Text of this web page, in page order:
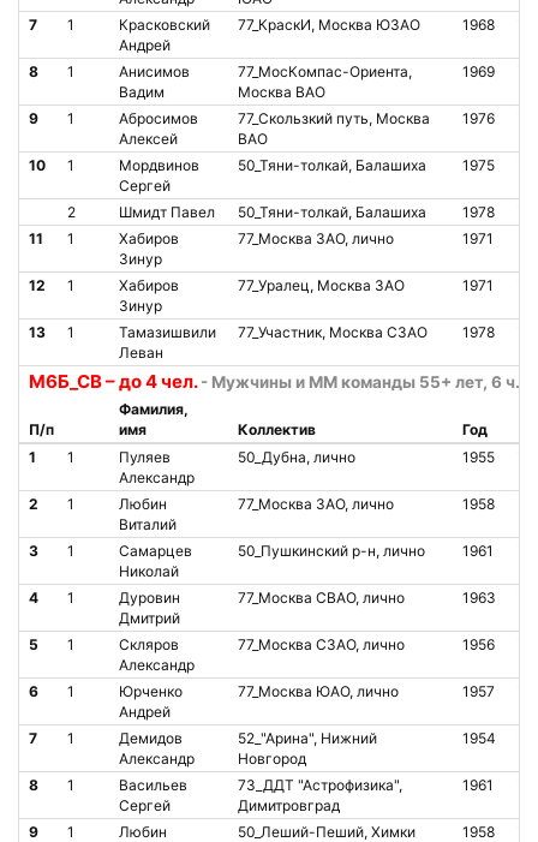
7
1
Красковский
Андрей
77_КраскИ, Москва ЮЗАО 1968
8 1
Анисимов
Вадим
77_МосКомпас-Ориента,
Москва ВАО
1969
9 1
Абросимов
Алексей
77_Скользкий путь, Москва
ВАО
1976
10 1
Мордвинов
Сергей
50_Тяни-толкай, Балашиха 1975
2 Шмидт Павел 50_Тяни-толкай, Балашиха 1978
11 1
Хабиров
Зинур
77_Москва ЗАО, лично 1971
12 1
Хабиров
Зинур
77_Уралец, Москва ЗАО 1971
13 1
Тамазишвили
Леван
77_Участник, Москва СЗАО 1978
М6Б_СВ – до 4 чел. - Мужчины и ММ команды 55+ лет, 6 ч.
П/п
Фамилия,
имя
Коллектив Год
1
1
Пуляев
Александр
50_Дубна, лично 1955
2 1
Любин
Виталий
77_Москва ЗАО, лично 1958
3 1
Самарцев
Николай
50_Пушкинский р-н, лично 1961
4 1
Дуровин
Дмитрий
77_Москва СВАО, лично 1963
5 1
Скляров
Александр
77_Москва СЗАО, лично 1956
6 1
Юрченко
Андрей
77_Москва ЮАО, лично 1957
7 1
Демидов
Александр
52_"Арина", Нижний
Новгород
1954
8 1
Васильев
Сергей
73_ДДТ "Астрофизика",
Димитровград
1961
9 1
Любин
50_Леший-Пеший, Химки 1958